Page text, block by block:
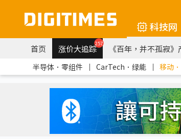
科技网
首页 涨价大追踪257 《百年，并不孤寂
半导体．零组件 ｜ CarTech．绿能 ｜ 移动